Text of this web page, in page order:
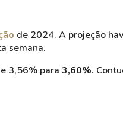
de 2024. A projeção
semana.
3,56% para 3,60%.